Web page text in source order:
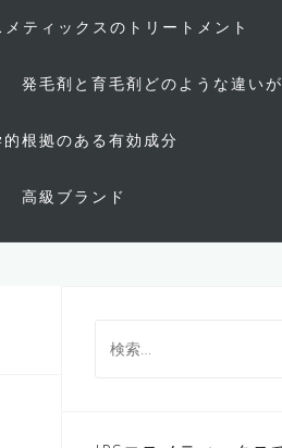
ティックスのトリートメント
発毛剤と育毛剤どのような違い
的根拠のある有効成分
高級ブランド
索: